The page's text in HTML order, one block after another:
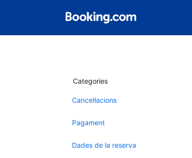
Categories
Cancel·lacions
Pagament
Dades de la reserva